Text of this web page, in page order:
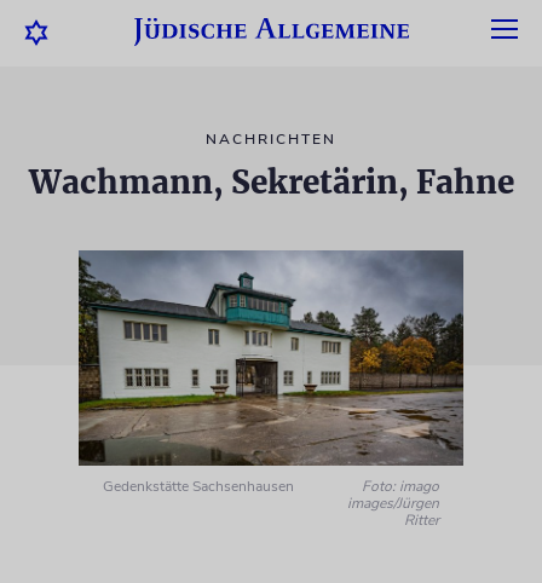
NACHRICHTEN
Wachmann, Sekretärin, Fahne
Gedenkstätte Sachsenhausen
Foto: imago
images/Jürgen
Ritter